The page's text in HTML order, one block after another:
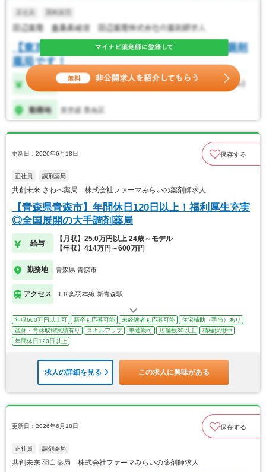
更新日：2026年6月18日 保存する
正社員 調剤薬局
共創未来 さわべ薬局 株式会社ファーマみらいの薬剤師求人
【青森県青森市】年間休日120日以上！福利厚生充実
◎全国展開の大手調剤薬局
給与
【月収】25.0万円以上 24歳～モデル
【年収】414万円～600万円
勤務地 青森県 青森市
アクセス ＪＲ奥羽本線 新青森駅
年収600万円以上可 新卒も応募可能 未経験者も応募可能
住宅補助（手当）あり
産休・育休取得実績有り
スキルアップ 車通勤可 店舗数30以上
積極採用中
年間休日120日以上
求人の詳細を見る この求人に興味がある
更新日：2026年6月18日 保存する
正社員 調剤薬局
共創未来 羽白薬局 株式会社ファーマみらいの薬剤師求人